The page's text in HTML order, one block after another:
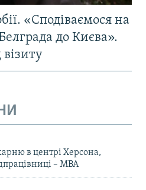
«Сподіваємося на
до Києва».
візиту
в центрі Херсона,
– МВА